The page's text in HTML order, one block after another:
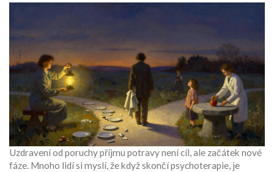
Uzdravení od poruchy příjmu potravy není cíl, ale začátek nové
fáze. Mnoho lidí si myslí, že když skončí psychoterapie, je